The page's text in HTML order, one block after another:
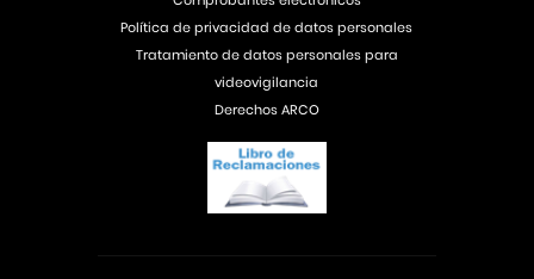
Política de privacidad de datos personales
Tratamiento de datos personales para
videovigilancia
Derechos ARCO